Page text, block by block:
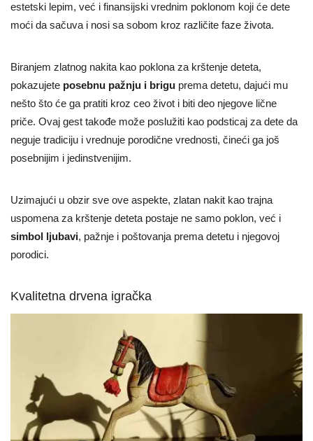
estetski lepim, već i finansijski vrednim poklonom koji će dete
moći da sačuva i nosi sa sobom kroz različite faze života.
Biranjem zlatnog nakita kao poklona za krštenje deteta,
pokazujete posebnu pažnju i brigu prema detetu, dajući mu
nešto što će ga pratiti kroz ceo život i biti deo njegove lične
priče. Ovaj gest takođe može poslužiti kao podsticaj za dete da
neguje tradiciju i vrednuje porodične vrednosti, čineći ga još
posebnijim i jedinstvenijim.
Uzimajući u obzir sve ove aspekte, zlatan nakit kao trajna
uspomena za krštenje deteta postaje ne samo poklon, već i
simbol ljubavi, pažnje i poštovanja prema detetu i njegovoj
porodici.
Kvalitetna drvena igračka